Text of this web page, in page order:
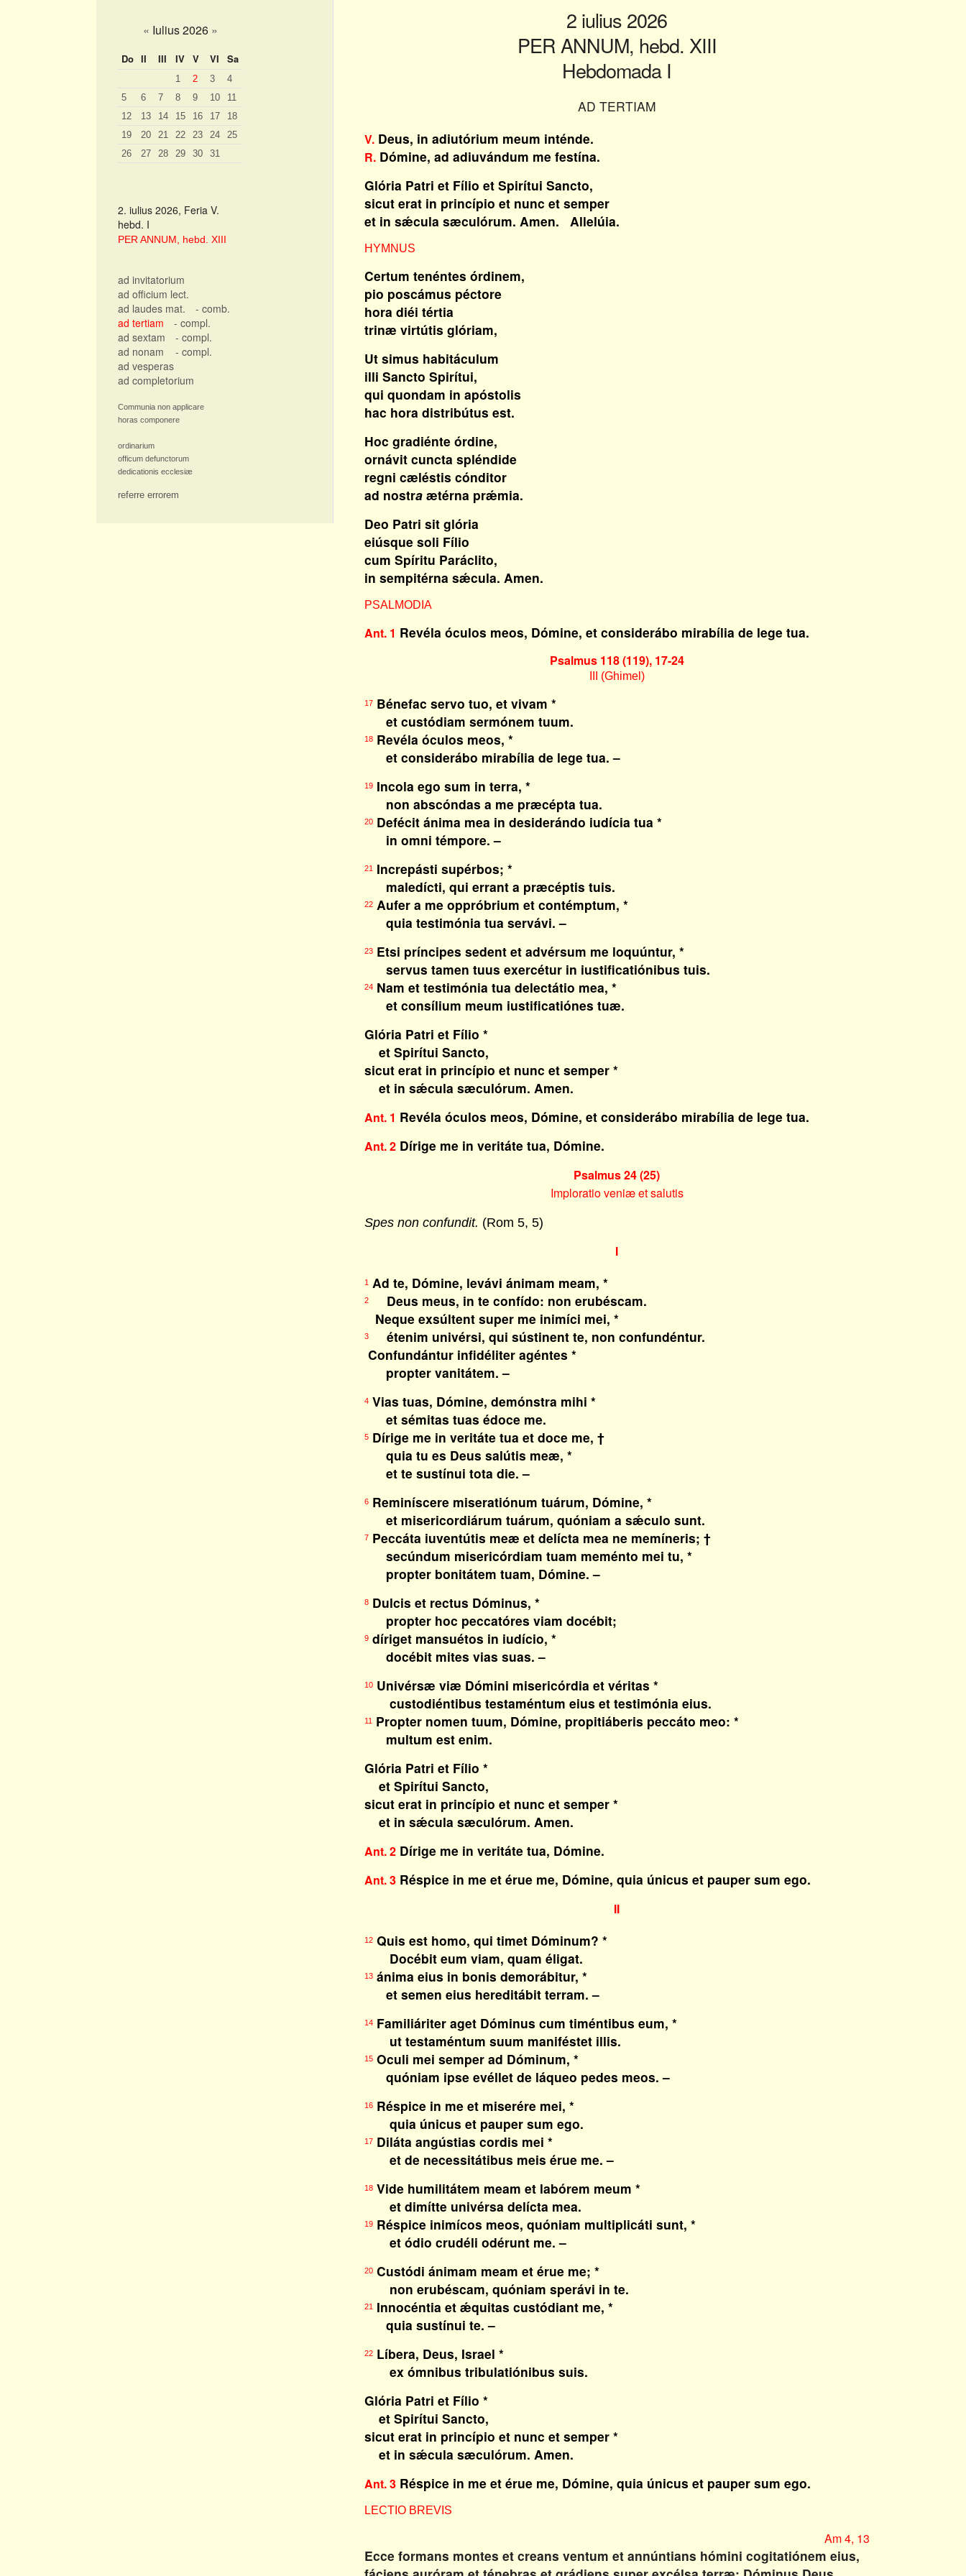
« Iulius 2026 »
Do II III IV V VI Sa
1 2 3
4
5
6 7 8 9 10
11
12
13 14 15 16 17
18
19
20 21 22 23 24
25
26
27 28 29 30 31
2. iulius 2026, Feria V.
hebd. I
PER ANNUM, hebd. XIII
ad invitatorium
ad officium lect.
ad laudes mat.
- comb.
ad tertiam
- compl.
ad sextam
- compl.
ad nonam
- compl.
ad vesperas
ad completorium
Communia non applicare
horas componere
ordinarium
officum defunctorum
dedicationis ecclesiæ
referre errorem
2 iulius 2026
PER ANNUM, hebd. XIII
Hebdomada I
AD TERTIAM
V. Deus, in adiutórium meum inténde.
R. Dómine, ad adiuvándum me festína.
Glória Patri et Fílio et Spirítui Sancto,
sicut erat in princípio et nunc et semper
et in sǽcula sæculórum. Amen. Allelúia.
HYMNUS
Certum tenéntes órdinem,
pio poscámus péctore
hora diéi tértia
trinæ virtútis glóriam,
Ut simus habitáculum
illi Sancto Spirítui,
qui quondam in apóstolis
hac hora distribútus est.
Hoc gradiénte órdine,
ornávit cuncta spléndide
regni cæléstis cónditor
ad nostra ætérna prǽmia.
Deo Patri sit glória
eiúsque soli Fílio
cum Spíritu Paráclito,
in sempitérna sǽcula. Amen.
PSALMODIA
Ant. 1 Revéla óculos meos, Dómine, et considerábo mirabília de lege tua.
Psalmus 118 (119), 17-24
III (Ghimel)
17 Bénefac servo tuo, et vivam *
et custódiam sermónem tuum.
18 Revéla óculos meos, *
et considerábo mirabília de lege tua. –
19 Incola ego sum in terra, *
non abscóndas a me præcépta tua.
20 Defécit ánima mea in desiderándo iudícia tua *
in omni témpore. –
21
Increpásti supérbos; *
maledícti, qui errant a præcéptis tuis.
22 Aufer a me oppróbrium et contémptum, *
quia testimónia tua servávi. –
23 Etsi príncipes sedent et advérsum me loquúntur, *
servus tamen tuus exercétur in iustificatiónibus tuis.
24 Nam et testimónia tua delectátio mea, *
et consílium meum iustificatiónes tuæ.
Glória Patri et Fílio *
et Spirítui Sancto,
sicut erat in princípio et nunc et semper *
et in sǽcula sæculórum. Amen.
Ant. 1 Revéla óculos meos, Dómine, et considerábo mirabília de lege tua.
Ant. 2 Dírige me in veritáte tua, Dómine.
Psalmus 24 (25)
Imploratio veniæ et salutis
Spes non confundit. (Rom 5, 5)
I
1 Ad te, Dómine, levávi ánimam meam, *
2
Deus meus, in te confído: non erubéscam.
Neque exsúltent super me inimíci mei, *
3
étenim univérsi, qui sústinent te, non confundéntur.
Confundántur infidéliter agéntes *
propter vanitátem. –
4 Vias tuas, Dómine, demónstra mihi *
et sémitas tuas édoce me.
5 Dírige me in veritáte tua et doce me, †
quia tu es Deus salútis meæ, *
et te sustínui tota die. –
6 Reminíscere miseratiónum tuárum, Dómine, *
et misericordiárum tuárum, quóniam a sǽculo sunt.
7 Peccáta iuventútis meæ et delícta mea ne memíneris; †
secúndum misericórdiam tuam meménto mei tu, *
propter bonitátem tuam, Dómine. –
8 Dulcis et rectus Dóminus, *
propter hoc peccatóres viam docébit;
9 díriget mansuétos in iudício, *
docébit mites vias suas. –
10 Univérsæ viæ Dómini misericórdia et véritas *
custodiéntibus testaméntum eius et testimónia eius.
11
Propter nomen tuum, Dómine, propitiáberis peccáto meo: *
multum est enim.
Glória Patri et Fílio *
et Spirítui Sancto,
sicut erat in princípio et nunc et semper *
et in sǽcula sæculórum. Amen.
Ant. 2 Dírige me in veritáte tua, Dómine.
Ant. 3 Réspice in me et érue me, Dómine, quia únicus et pauper sum ego.
II
12 Quis est homo, qui timet Dóminum? *
Docébit eum viam, quam éligat.
13 ánima eius in bonis demorábitur, *
et semen eius hereditábit terram. –
14 Familiáriter aget Dóminus cum timéntibus eum, *
ut testaméntum suum maniféstet illis.
15 Oculi mei semper ad Dóminum, *
quóniam ipse evéllet de láqueo pedes meos. –
16 Réspice in me et miserére mei, *
quia únicus et pauper sum ego.
17 Diláta angústias cordis mei *
et de necessitátibus meis érue me. –
18 Vide humilitátem meam et labórem meum *
et dimítte univérsa delícta mea.
19 Réspice inimícos meos, quóniam multiplicáti sunt, *
et ódio crudéli odérunt me. –
20 Custódi ánimam meam et érue me; *
non erubéscam, quóniam sperávi in te.
21
Innocéntia et ǽquitas custódiant me, *
quia sustínui te. –
22 Líbera, Deus, Israel *
ex ómnibus tribulatiónibus suis.
Glória Patri et Fílio *
et Spirítui Sancto,
sicut erat in princípio et nunc et semper *
et in sǽcula sæculórum. Amen.
Ant. 3 Réspice in me et érue me, Dómine, quia únicus et pauper sum ego.
LECTIO BREVIS
Am 4, 13
Ecce formans montes et creans ventum et annúntians hómini cogitatiónem eius,